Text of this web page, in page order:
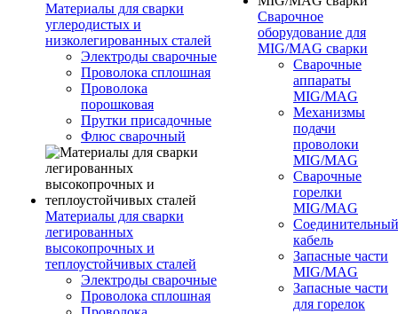
Материалы для сварки
углеродистых и
низколегированных сталей
Электроды сварочные
Проволока сплошная
Проволока
порошковая
Прутки присадочные
Флюс сварочный
Материалы для сварки
легированных
высокопрочных и
теплоустойчивых сталей
Электроды сварочные
Проволока сплошная
Сварочное
оборудование для
MIG/MAG сварки
Сварочные
аппараты
MIG/MAG
Механизмы
подачи
проволоки
MIG/MAG
Сварочные
горелки
MIG/MAG
Соединительный
кабель
Запасные части
MIG/MAG
Запасные части
для горелок